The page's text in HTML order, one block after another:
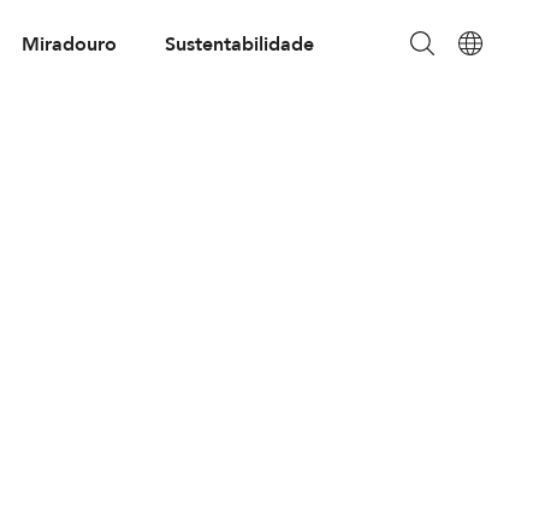
Miradouro Sustentabilidade